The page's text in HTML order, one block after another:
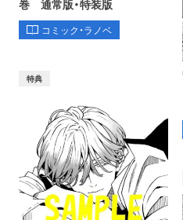
巻 通常版・特装版
コミック・ラノベ
特典